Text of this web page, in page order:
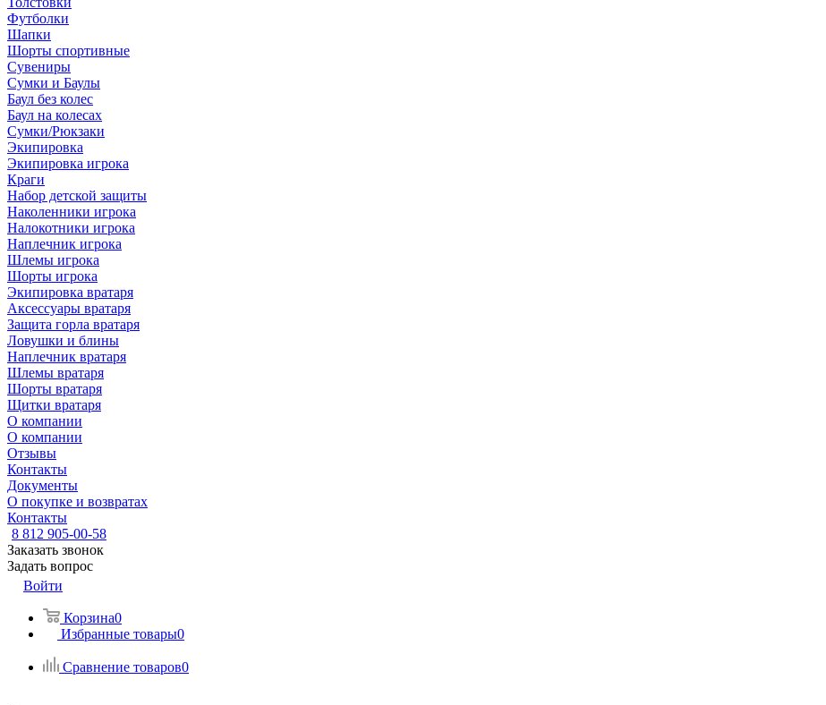
Футболки
Шапки
Шорты спортивные
Сувениры
Сумки и Баулы
Баул без колес
Баул на колесах
Сумки/Рюкзаки
Экипировка
Экипировка игрока
Краги
Набор детской защиты
Наколенники игрока
Налокотники игрока
Наплечник игрока
Шлемы игрока
Шорты игрока
Экипировка вратаря
Аксессуары вратаря
Защита горла вратаря
Ловушки и блины
Наплечник вратаря
Шлемы вратаря
Шорты вратаря
Щитки вратаря
О компании
О компании
Отзывы
Контакты
Документы
О покупке и возвратах
Контакты
8 812 905-00-58
Заказать звонок
Задать вопрос
Войти
Корзина0
Избранные товары0
Сравнение товаров0